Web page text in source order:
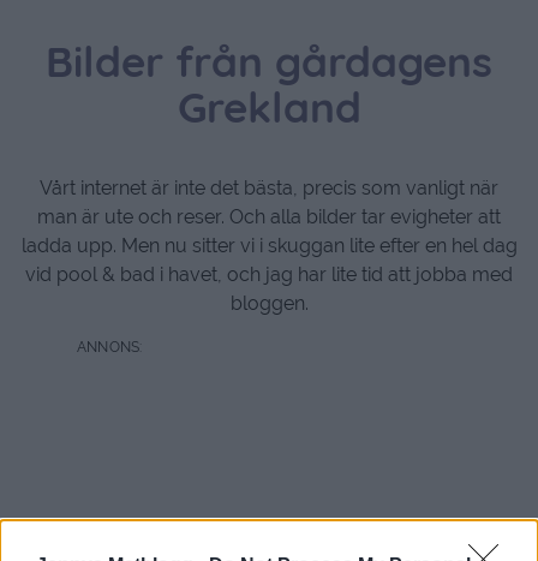
Bilder från gårdagens
Grekland
Vårt internet är inte det bästa, precis som vanligt när
man är ute och reser. Och alla bilder tar evigheter att
ladda upp. Men nu sitter vi i skuggan lite efter en hel dag
vid pool & bad i havet, och jag har lite tid att jobba med
bloggen.